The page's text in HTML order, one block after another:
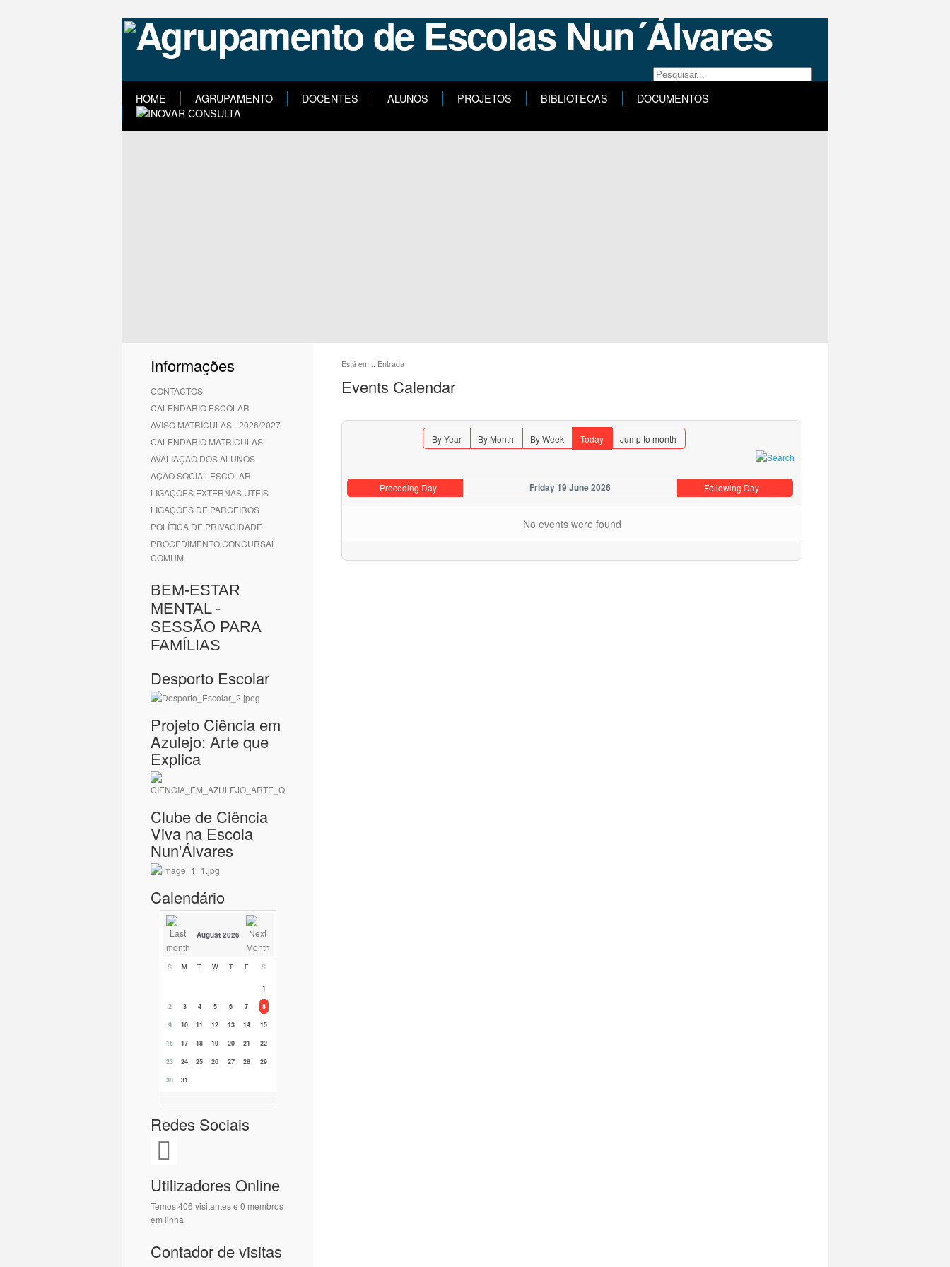
HOME AGRUPAMENTO DOCENTES ALUNOS PROJETOS BIBLIOTECAS DOCUMENTOS
Informações
CONTACTOS
CALENDÁRIO ESCOLAR
AVISO MATRÍCULAS - 2026/2027
CALENDÁRIO MATRÍCULAS
AVALIAÇÃO DOS ALUNOS
AÇÃO SOCIAL ESCOLAR
LIGAÇÕES EXTERNAS ÚTEIS
LIGAÇÕES DE PARCEIROS
POLÍTICA DE PRIVACIDADE
PROCEDIMENTO CONCURSAL
COMUM
BEM-ESTAR
MENTAL -
SESSÃO PARA
FAMÍLIAS
Desporto Escolar
Projeto Ciência em
Azulejo: Arte que
Explica
Clube de Ciência
Viva na Escola
Nun'Álvares
Calendário
August 2026
S M T W T F S
1
2
3 4 5 6 7
8
9
10 11 12 13 14
15
16
17 18 19 20 21
22
23
24 25 26 27 28
29
30
31
Redes Sociais
Utilizadores Online
Temos 406 visitantes e 0 membros
em linha
Contador de visitas
Está em... Entrada
Events Calendar
By Year By Month By Week Today Jump to month
Preceding Day Friday 19 June 2026 Following Day
No events were found